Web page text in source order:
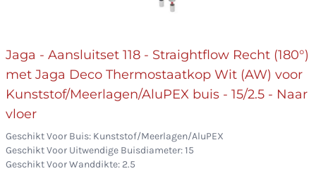
Jaga - Aansluitset 118 - Straightflow Recht (180°)
met Jaga Deco Thermostaatkop Wit (AW) voor
Kunststof/Meerlagen/AluPEX buis - 15/2.5 - Naar
vloer
Geschikt Voor Buis: Kunststof/Meerlagen/AluPEX
Geschikt Voor Uitwendige Buisdiameter: 15
Geschikt Voor Wanddikte: 2.5